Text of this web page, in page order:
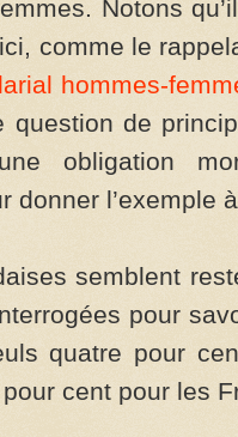
Notons
comme le
hommes-
question de
obligation
donner l’exemple
semblent
pour
quatre pour
cent pour les